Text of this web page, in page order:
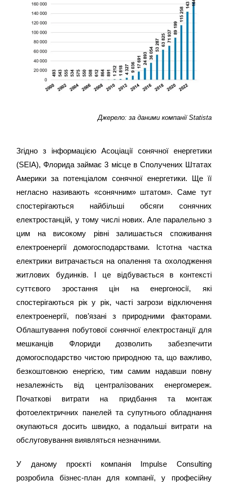
Джерело: за даними компанії Statista
Згідно з інформацією Асоціації сонячної енергетики
(SEIA), Флорида займає 3 місце в Сполучених Штатах
Америки за потенціалом сонячної енергетики. Ще її
негласно називають «сонячним» штатом». Саме тут
спостерігаються найбільші обсяги сонячних
електростанцій, у тому числі нових. Але паралельно з
цим на високому рівні залишається споживання
електроенергії домогосподарствами. Істотна частка
електрики витрачається на опалення та охолодження
житлових будинків. І це відбувається в контексті
суттєвого зростання цін на енергоносії, які
спостерігаються рік у рік, часті загрози відключення
електроенергії, пов’язані з природними факторами.
Облаштування побутової сонячної електростанції для
мешканців Флориди дозволить забезпечити
домогосподарство чистою природною та, що важливо,
безкоштовною енергією, тим самим надавши повну
незалежність від централізованих енергомереж.
Початкові витрати на придбання та монтаж
фотоелектричних панелей та супутнього обладнання
окупаються досить швидко, а подальші витрати на
обслуговування виявляться незначними.
У даному проєкті компанія Impulse Consulting
розробила бізнес-план для компанії, у професійну